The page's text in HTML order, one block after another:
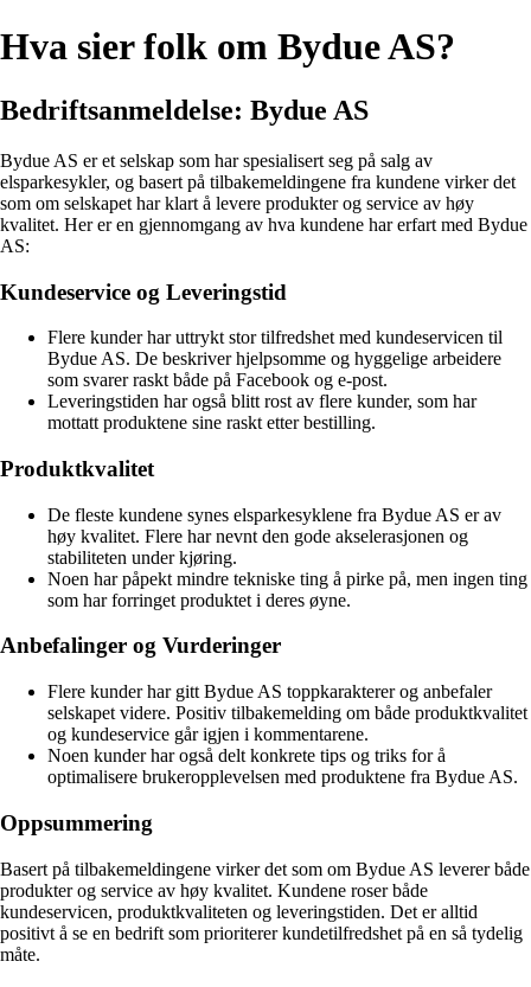
Hva sier folk om Bydue AS?
Bedriftsanmeldelse: Bydue AS
Bydue AS er et selskap som har spesialisert seg på salg av
elsparkesykler, og basert på tilbakemeldingene fra kundene virker det
som om selskapet har klart å levere produkter og service av høy
kvalitet. Her er en gjennomgang av hva kundene har erfart med Bydue
AS:
Kundeservice og Leveringstid
Flere kunder har uttrykt stor tilfredshet med kundeservicen til
Bydue AS. De beskriver hjelpsomme og hyggelige arbeidere
som svarer raskt både på Facebook og e-post.
Leveringstiden har også blitt rost av flere kunder, som har
mottatt produktene sine raskt etter bestilling.
Produktkvalitet
De fleste kundene synes elsparkesyklene fra Bydue AS er av
høy kvalitet. Flere har nevnt den gode akselerasjonen og
stabiliteten under kjøring.
Noen har påpekt mindre tekniske ting å pirke på, men ingen ting
som har forringet produktet i deres øyne.
Anbefalinger og Vurderinger
Flere kunder har gitt Bydue AS toppkarakterer og anbefaler
selskapet videre. Positiv tilbakemelding om både produktkvalitet
og kundeservice går igjen i kommentarene.
Noen kunder har også delt konkrete tips og triks for å
optimalisere brukeropplevelsen med produktene fra Bydue AS.
Oppsummering
Basert på tilbakemeldingene virker det som om Bydue AS leverer både
produkter og service av høy kvalitet. Kundene roser både
kundeservicen, produktkvaliteten og leveringstiden. Det er alltid
positivt å se en bedrift som prioriterer kundetilfredshet på en så tydelig
måte.